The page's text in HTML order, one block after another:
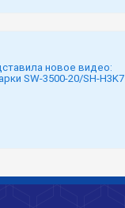
новое видео:
SW-3500-20/SH-H3K7